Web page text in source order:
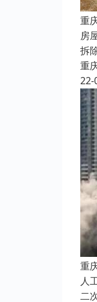
重
房
拆
重
22-
重
人
二